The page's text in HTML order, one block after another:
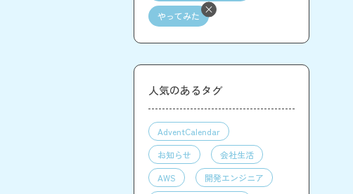
やってみた
人気のあるタグ
AdventCalendar
お知らせ
会社生活
AWS
開発エンジニア